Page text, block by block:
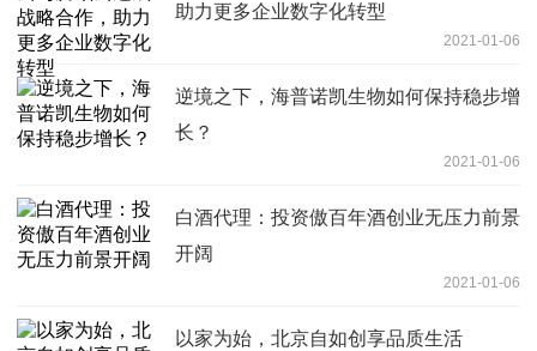
助力更多企业数字化转型
2021-01-06
逆境之下，海普诺凯生物如何保持稳步增
长？
2021-01-06
白酒代理：投资傲百年酒创业无压力前景
开阔
2021-01-06
以家为始，北京自如创享品质生活